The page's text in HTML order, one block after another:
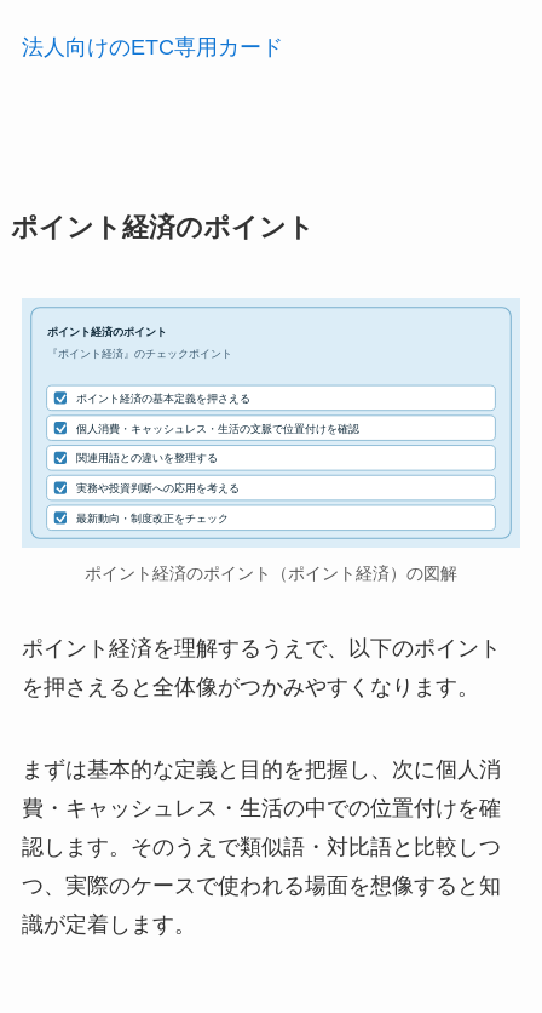
法人向けのETC専用カード
ポイント経済のポイント
ポイント経済のポイント
『ポイント経済』のチェックポイント
ポイント経済の基本定義を押さえる
個人消費・キャッシュレス・生活の文脈で位置付けを確認
関連用語との違いを整理する
実務や投資判断への応用を考える
最新動向・制度改正をチェック
ポイント経済のポイント（ポイント経済）の図解
ポイント経済を理解するうえで、以下のポイント
を押さえると全体像がつかみやすくなります。
まずは基本的な定義と目的を把握し、次に個人消
費・キャッシュレス・生活の中での位置付けを確
認します。そのうえで類似語・対比語と比較しつ
つ、実際のケースで使われる場面を想像すると知
識が定着します。